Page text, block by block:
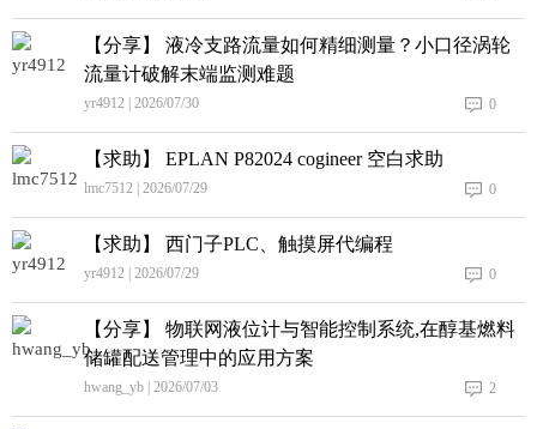
【分享】 液冷支路流量如何精细测量？小口径涡轮
流量计破解末端监测难题
yr4912 | 2026/07/30 0
【求助】 EPLAN P82024 cogineer 空白求助
lmc7512 | 2026/07/29 0
【求助】 西门子PLC、触摸屏代编程
yr4912 | 2026/07/29 0
【分享】 物联网液位计与智能控制系统,在醇基燃料
储罐配送管理中的应用方案
hwang_yb | 2026/07/03 2